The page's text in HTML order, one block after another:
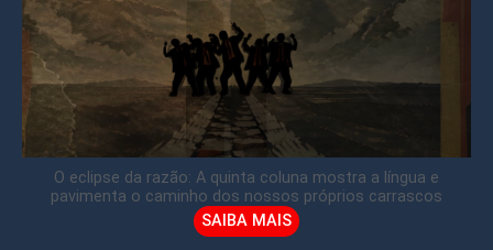
O eclipse da razão: A quinta coluna mostra a língua e
pavimenta o caminho dos nossos próprios carrascos
SAIBA MAIS